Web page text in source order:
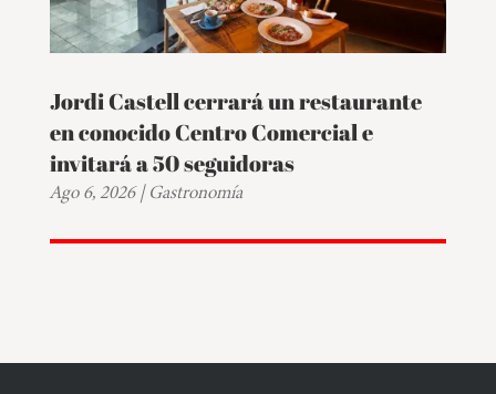
Jordi Castell cerrará un restaurante
en conocido Centro Comercial e
invitará a 50 seguidoras
Ago 6, 2026|Gastronomía